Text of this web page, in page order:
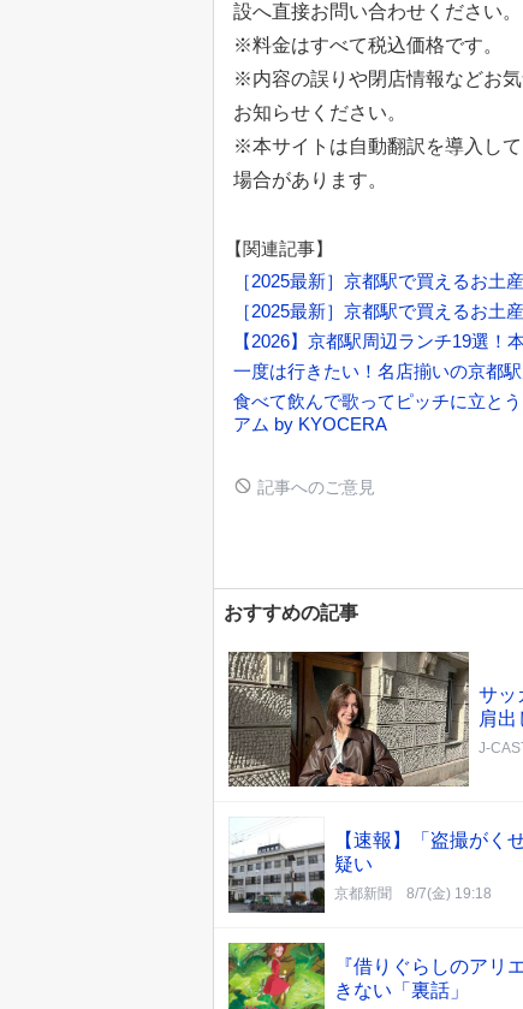
設へ直接お問い合わせください。
※料金はすべて税込価格です。
※内容の誤りや閉店情報などお
お知らせください。
※本サイトは自動翻訳を導入し
場合があります。
【関連記事】
［2025最新］京都駅で買えるお土
［2025最新］京都駅で買えるお土
【2026】京都駅周辺ランチ19選！
一度は行きたい！名店揃いの京都
食べて飲んで歌ってピッチに立と
アム by KYOCERA
記事へのご意見
おすすめの記事
サッ
肩
J-
【速報】「盗撮が
疑い
京都新聞 8/7(金) 19:18
『借りぐらしのア
きない「裏話」